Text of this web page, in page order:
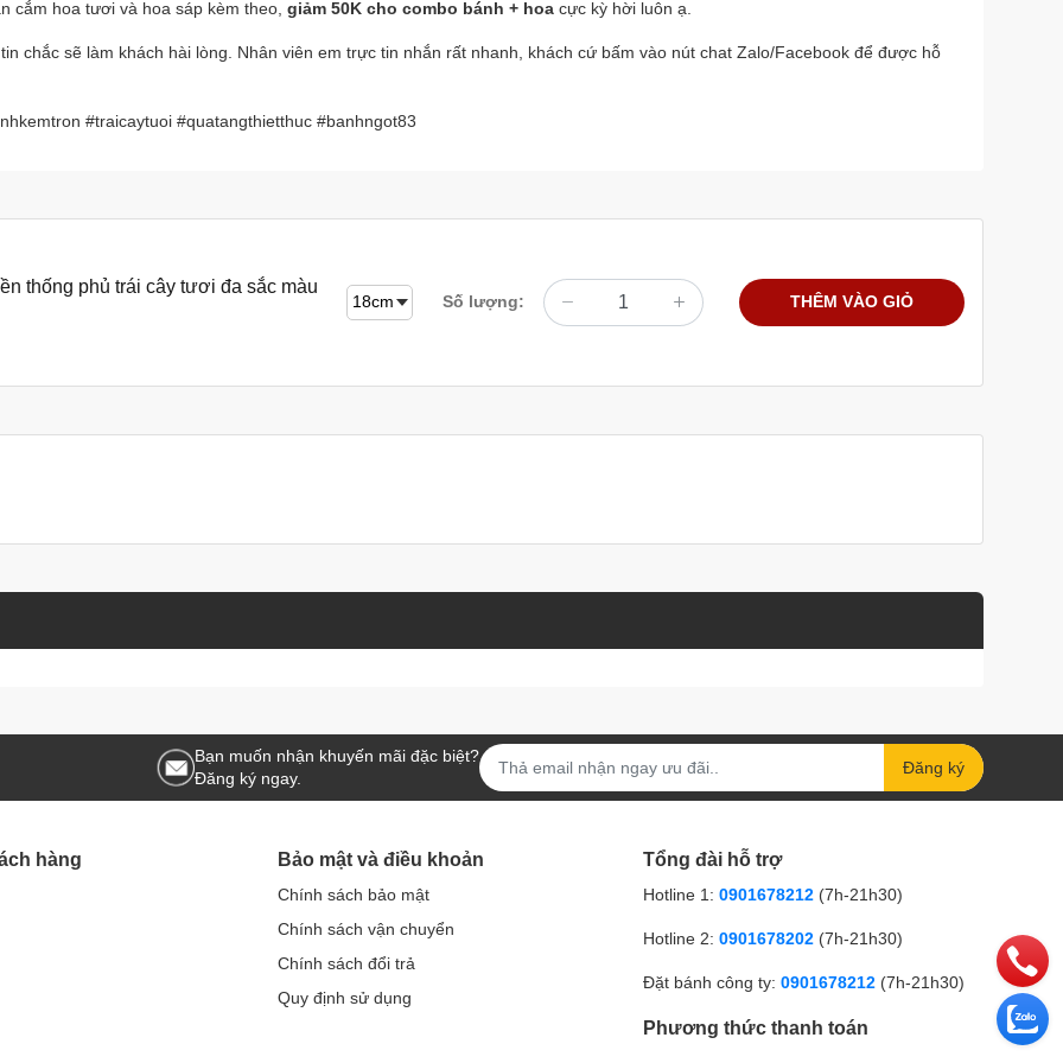
cắm hoa tươi và hoa sáp kèm theo, giảm 50K cho combo bánh + hoa cực kỳ hời luôn ạ.
chắc sẽ làm khách hài lòng. Nhân viên em trực tin nhắn rất nhanh, khách cứ bấm vào nút chat Zalo/Facebook để được hỗ
#traicaytuoi #quatangthietthuc #banhngot83
thống phủ trái cây tươi đa sắc màu
Số lượng: THÊM VÀO GIỎ
Bạn muốn nhận khuyến mãi đặc biệt?
Đăng ký ngay.
Đăng ký
hàng Bảo mật và điều khoản
Chính sách bảo mật
Chính sách vận chuyển
Chính sách đổi trả
Quy định sử dụng
Tổng đài hỗ trợ
Hotline 1: 0901678212 (7h-21h30)
Hotline 2: 0901678202 (7h-21h30)
Đặt bánh công ty: 0901678212 (7h-21h30)
Phương thức thanh toán